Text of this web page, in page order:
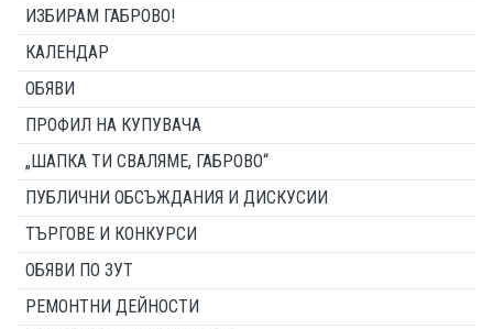
ИЗБИРАМ ГАБРОВО!
КАЛЕНДАР
ОБЯВИ
ПРОФИЛ НА КУПУВАЧА
„ШАПКА ТИ СВАЛЯМЕ, ГАБРОВО“
ПУБЛИЧНИ ОБСЪЖДАНИЯ И ДИСКУСИИ
ТЪРГОВЕ И КОНКУРСИ
ОБЯВИ ПО ЗУТ
РЕМОНТНИ ДЕЙНОСТИ